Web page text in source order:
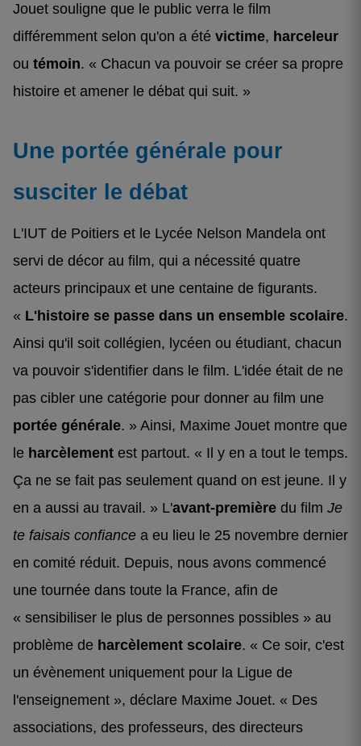
Jouet souligne que le public verra le film
différemment selon qu'on a été victime, harceleur
ou témoin. « Chacun va pouvoir se créer sa propre
histoire et amener le débat qui suit. »
Une portée générale pour
susciter le débat
L'IUT de Poitiers et le Lycée Nelson Mandela ont
servi de décor au film, qui a nécessité quatre
acteurs principaux et une centaine de figurants.
« L'histoire se passe dans un ensemble scolaire.
Ainsi qu'il soit collégien, lycéen ou étudiant, chacun
va pouvoir s'identifier dans le film. L'idée était de ne
pas cibler une catégorie pour donner au film une
portée générale. » Ainsi, Maxime Jouet montre que
le harcèlement est partout. « Il y en a tout le temps.
Ça ne se fait pas seulement quand on est jeune. Il y
en a aussi au travail. » L'avant-première du film Je
te faisais confiance a eu lieu le 25 novembre dernier
en comité réduit. Depuis, nous avons commencé
une tournée dans toute la France, afin de
« sensibiliser le plus de personnes possibles » au
problème de harcèlement scolaire. « Ce soir, c'est
un évènement uniquement pour la Ligue de
l'enseignement », déclare Maxime Jouet. « Des
associations, des professeurs, des directeurs